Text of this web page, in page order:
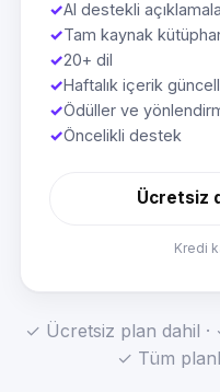
✓AI destekli
✓Tam kaynak
✓20+ dil
✓Haftalık içerik
✓Ödüller ve
✓Öncelikli destek
Ücretsiz
Kredi
✓ Ücretsiz plan dahil ·
✓ Tüm